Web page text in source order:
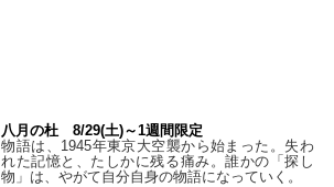
八月の杜 8/29(土)～1週間限定
物語は、1945年東京大空襲から始まった。失わ
れた記憶と、たしかに残る痛み。誰かの「探し
物」は、やがて自分自身の物語になっていく。